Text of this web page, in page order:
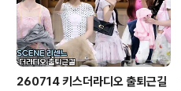
260714 키스더라디오 출퇴근길